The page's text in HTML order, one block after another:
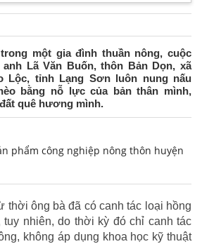
một gia đình thuần nông, cuộc
Lã Văn Buốn, thôn Bản Dọn, xã
Lộc, tỉnh Lạng Sơn luôn nung nấu
bằng nỗ lực của bản thân mình,
quê hương mình.
phẩm công nghiệp nông thôn huyện
thời ông bà đã có canh tác loại hồng
tuy nhiên, do thời kỳ đó chỉ canh tác
không áp dụng khoa học kỹ thuật